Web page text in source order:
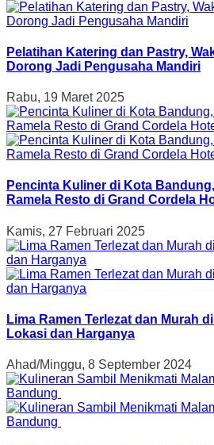
Pelatihan Katering dan Pastry,
Dorong Jadi Pengusaha Mandiri
Rabu, 19 Maret 2025
Pencinta Kuliner di Kota
Ramela Resto di Grand Cordela
Kamis, 27 Februari 2025
Lima Ramen Terlezat dan Murah
Lokasi dan Harganya
Ahad/Minggu, 8 September 2024